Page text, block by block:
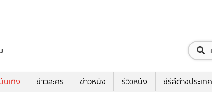
นเทิง ข่าวละคร ข่าวหนัง รีวิวหนัง ซีรีส์ต่างประเทศ